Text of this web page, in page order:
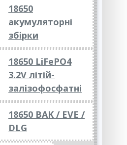
18650
акумуляторні
збірки
18650 LiFePO4
3.2V літій-
залізофосфатні
18650 BAK / EVE /
DLG